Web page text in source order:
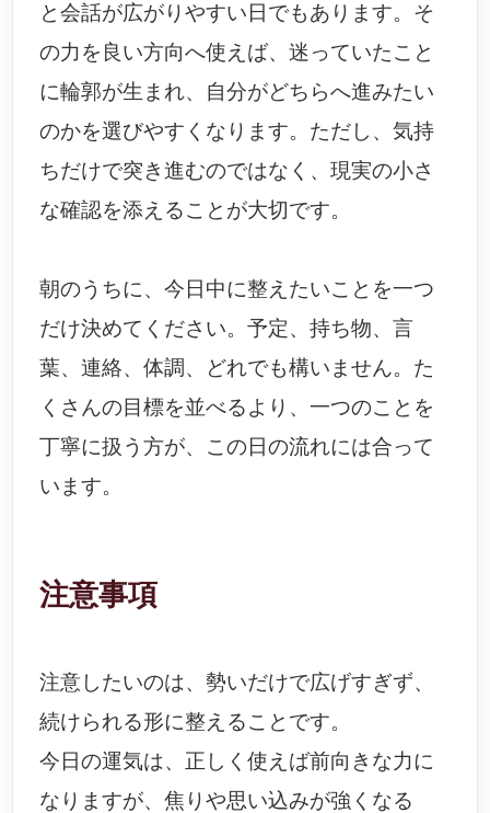
と会話が広がりやすい日でもあります。そ
の力を良い方向へ使えば、迷っていたこと
に輪郭が生まれ、自分がどちらへ進みたい
のかを選びやすくなります。ただし、気持
ちだけで突き進むのではなく、現実の小さ
な確認を添えることが大切です。
朝のうちに、今日中に整えたいことを一つ
だけ決めてください。予定、持ち物、言
葉、連絡、体調、どれでも構いません。た
くさんの目標を並べるより、一つのことを
丁寧に扱う方が、この日の流れには合って
います。
注意事項
注意したいのは、勢いだけで広げすぎず、
続けられる形に整えることです。
今日の運気は、正しく使えば前向きな力に
なりますが、焦りや思い込みが強くなる